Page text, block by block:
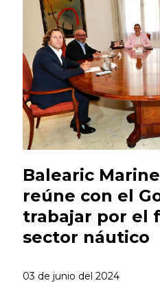
Balearic
reúne con el
trabajar por el
sector náutico
03 de junio del 2024